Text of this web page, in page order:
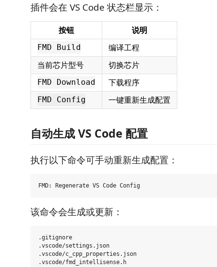
插件会在 VS Code 状态栏显示：
按钮 说明
FMD Build
编译工程
当前芯片型号
切换芯片
FMD Download 下载程序
FMD Config 一键重新生成配置
自动生成 VS Code 配置
执行以下命令可手动重新生成配置：
该命令会生成或更新：
.gitignore
.vscode/settings.json
.vscode/c_cpp_properties.json